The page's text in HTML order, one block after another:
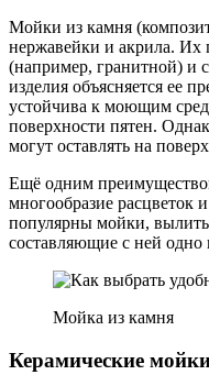
Мойки из камня
нержавейки и акрила. Их
(например, гранитной) и
изделия объясняется ее
устойчива к моющим
поверхности пятен.
могут оставлять на
Ещё одним
многообразие расцветок
популярны мойки,
составляющие с ней одно
Мойка из камня
Керамические